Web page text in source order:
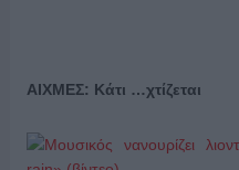
ΑΙΧΜΕΣ: Κάτι …χτίζεται